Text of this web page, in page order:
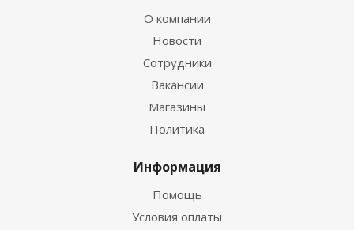
О компании
Новости
Сотрудники
Вакансии
Магазины
Политика
Информация
Помощь
Условия оплаты